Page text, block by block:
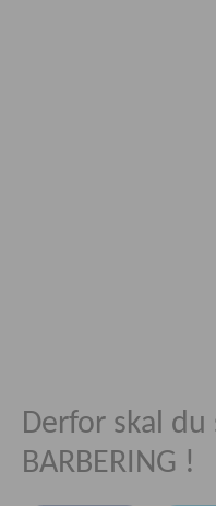
Derfor skal
BARBERING !